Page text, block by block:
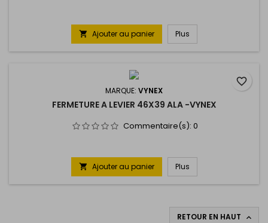
 Ajouter au panier Plus
MARQUE: VYNEX
FERMETURE A LEVIER 46X39 ALA -VYNEX
Commentaire(s): 0
 Ajouter au panier Plus
favorite_border
RETOUR EN HAUT 